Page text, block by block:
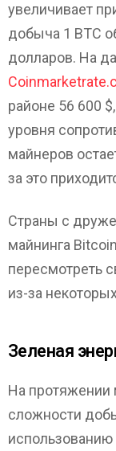
увеличивает
добыча 1 BTC
долларов. На
районе 56 600
уровня
майнеров
за это
Страны с
майнинга
пересмотреть
из-за
Зеленая
На протяжении
сложности
использованию